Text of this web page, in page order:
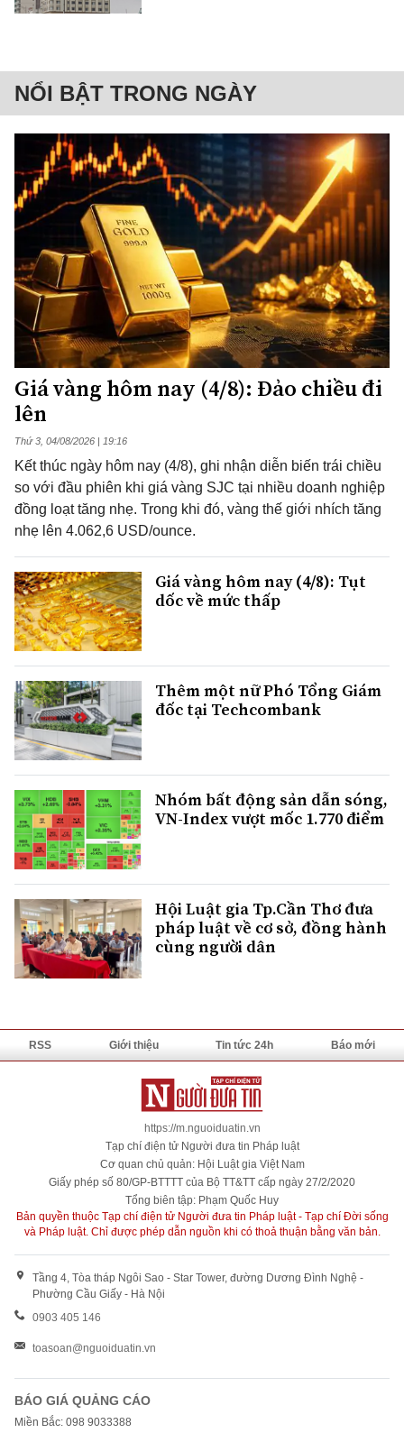
NỔI BẬT TRONG NGÀY
Giá vàng hôm nay (4/8): Đảo chiều đi
lên
Thứ 3, 04/08/2026 | 19:16
Kết thúc ngày hôm nay (4/8), ghi nhận diễn biến trái chiều
so với đầu phiên khi giá vàng SJC tại nhiều doanh nghiệp
đồng loạt tăng nhẹ. Trong khi đó, vàng thế giới nhích tăng
nhẹ lên 4.062,6 USD/ounce.
Giá vàng hôm nay (4/8): Tụt
dốc về mức thấp
Thêm một nữ Phó Tổng Giám
đốc tại Techcombank
Nhóm bất động sản dẫn sóng,
VN-Index vượt mốc 1.770 điểm
Hội Luật gia Tp.Cần Thơ đưa
pháp luật về cơ sở, đồng hành
cùng người dân
RSS Giới thiệu Tin tức 24h Báo mới
https://m.nguoiduatin.vn
Tạp chí điện tử Người đưa tin Pháp luật
Cơ quan chủ quản: Hội Luật gia Việt Nam
Giấy phép số 80/GP-BTTTT của Bộ TT&TT cấp ngày 27/2/2020
Tổng biên tập: Phạm Quốc Huy
Bản quyền thuộc Tạp chí điện tử Người đưa tin Pháp luật - Tạp chí Đời sống
và Pháp luật. Chỉ được phép dẫn nguồn khi có thoả thuận bằng văn bản.
Tầng 4, Tòa tháp Ngôi Sao - Star Tower, đường Dương Đình Nghệ -
Phường Cầu Giấy - Hà Nội
0903 405 146
toasoan@nguoiduatin.vn
BÁO GIÁ QUẢNG CÁO
Miền Bắc: 098 9033388